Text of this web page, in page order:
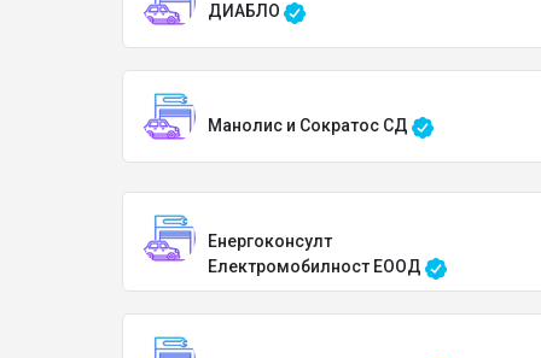
ДИАБЛО
Манолис и Сократос СД
Енергоконсулт
Електромобилност ЕООД